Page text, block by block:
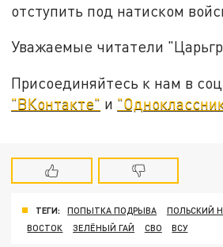
отступить под натиском
Уважаемые читатели
Присоединяйтесь к нам в
"ВКонтакте" и
ТЕГИ: ПОПЫТКА ПОДРЫВА ПОЛЬСКИЙ
ВОСТОК
ЗЕЛЁНЫЙ ГАЙ СВО ВСУ